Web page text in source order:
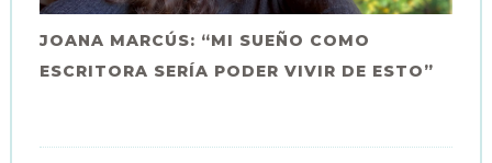
JOANA MARCÚS: “MI SUEÑO COMO
ESCRITORA SERÍA PODER VIVIR DE ESTO”